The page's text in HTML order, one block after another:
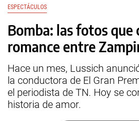
ESPECTÁCULOS
Bomba: las fotos
romance entre
Hace un mes, Lussich
la conductora de El Gran
el periodista de TN. Hoy se
historia de amor.